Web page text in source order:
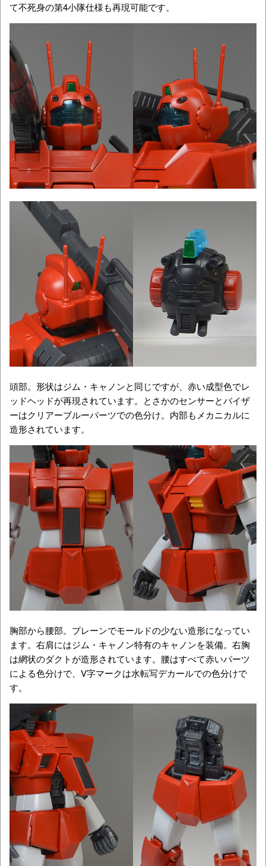
て不死身の第4小隊仕様も再現可能です。
頭部。形状はジム・キャノンと同じですが、赤い成型色でレ
ッドヘッドが再現されています。とさかのセンサーとバイザ
ーはクリアーブルーパーツでの色分け。内部もメカニカルに
造形されています。
胸部から腰部。プレーンでモールドの少ない造形になってい
ます。右肩にはジム・キャノン特有のキャノンを装備。右胸
は網状のダクトが造形されています。腰はすべて赤いパーツ
による色分けで、V字マークは水転写デカールでの色分けで
す。